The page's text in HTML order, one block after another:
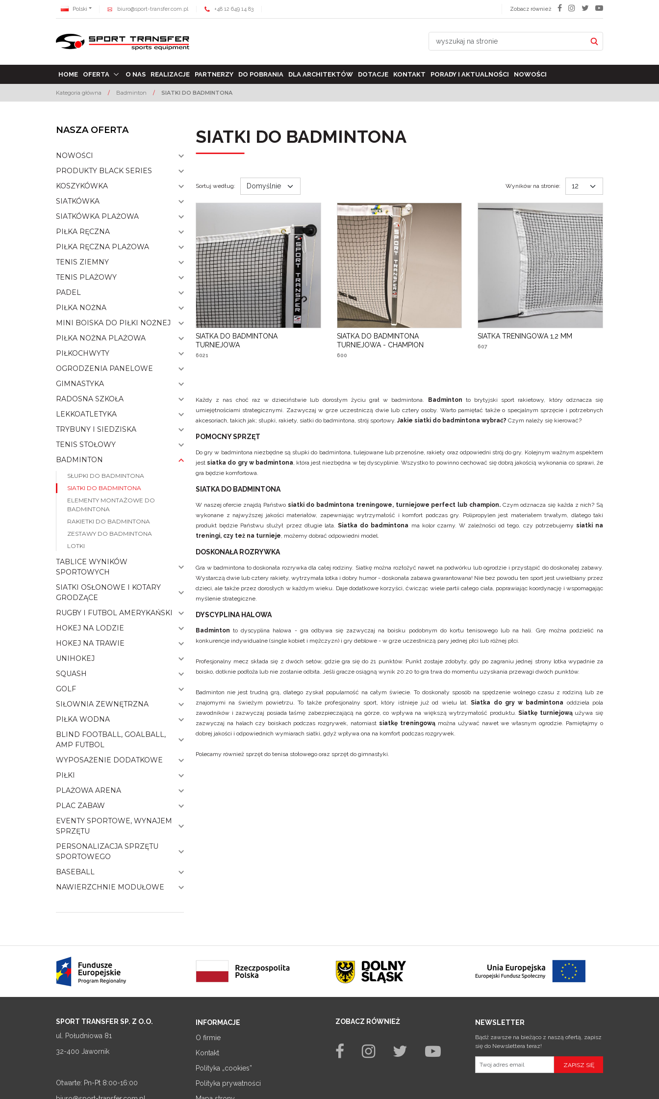
Polski biuro@sport-transfer.com.pl +48 12 649 14 83 Zobacz również
HOME OFERTA O NAS REALIZACJE PARTNERZY DO POBRANIA DLA ARCHITEKTÓW DOTACJE KONTAKT PORADY I AKTUALNOŚCI NOWOŚCI
Kategoria główna / Badminton / SIATKI DO BADMINTONA
SIATKI DO BADMINTONA
Sortuj według: Wyników na stronie:
SIATKA DO BADMINTONA
TURNIEJOWA
6021
SIATKA DO BADMINTONA
TURNIEJOWA - CHAMPION
600
SIATKA TRENINGOWA 1,2 MM
607
Każdy z nas choć raz w dzieciństwie lub dorosłym życiu grał w badmintona. Badminton to brytyjski sport rakietowy, który odznacza się
umiejętnościami strategicznymi. Zazwyczaj w grze uczestniczą dwie lub cztery osoby. Warto pamiętać także o specjalnym sprzęcie i potrzebnych
akcesoriach, takich jak; słupki rakiety siatki do badmintona , strój sportowy. Jakie siatki do badmintona wybrać? Czym należy się kierować?
POMOCNY SPRZĘT
Do gry w badmintona niezbędne są słupki do badmintona, tulejowane lub przenośne, rakiety oraz odpowiedni strój do gry. Kolejnym ważnym aspektem
jestsiatka do gry w badmintona , która jest niezbędna w tej dyscyplinie. Wszystko to powinno cechować się dobrą jakością wykonania co sprawi, że
gra będzie komfortowa.
SIATKA DO BADMINTONA
W naszej ofercie znajdą Państwo siatki do badmintona treningowe, turniejowe perfect lub champion.Czym odznacza się każda z nich? Są
wykonane z najwyższej jakości materiałów, zapewniając wytrzymałość i komfort podczas gry. Polipropylen jest materiałem trwałym, dlatego taki
produkt będzie Państwu służył przez długie lata.Siatka do badmintona ma kolor czarny. W zależności od tego, czy potrzebujemy siatki na
treningi, czy też na turnieje , możemy dobrać odpowiedni model.
DOSKONAŁA ROZRYWKA
Gra w badmintona to doskonała rozrywka dla całej rodziny. Siatkę można rozłożyć nawet na podwórku lub ogrodzie i przystąpić do doskonałej zabawy.
Wystarczą dwie lub cztery rakiety, wytrzymała lotka i dobry humor - doskonała zabawa gwarantowana! Nie bez powodu ten sport jest uwielbiany przez
dzieci, ale także przez dorosłych w każdym wieku. Daje dodatkowe korzyści, ćwicząc wiele partii całego ciała, poprawiając koordynację i wspomagając
myślenie strategiczne.
DYSCYPLINA HALOWA
Badminton to dyscyplina halowa - gra odbywa się zazwyczaj na boisku podobnym do kortu tenisowego lub na hali. Grę można podzielić na
konkurencje indywidualne (single kobiet i mężczyzn) i gry deblowe - w grze uczestniczą pary jednej płci lub różnej płci.
Profesjonalny mecz składa się z dwóch setów, gdzie gra się do 21 punktów. Punkt zostaje zdobyty, gdy po zagraniu jednej strony lotka wypadnie za
boisko, dotknie podłoża lub nie zostanie odbita. Jeśli gracze osiągną wynik 20:20 to gra trwa do momentu uzyskania przewagi dwóch punktów.
Badminton nie jest trudną grą, dlatego zyskał popularność na całym świecie. To doskonały sposób na spędzenie wolnego czasu z rodziną lub ze
znajomymi na świeżym powietrzu. To także profesjonalny sport, który istnieje już od wielu lat.Siatka do gry w badmintona oddziela pola
zawodników i zazwyczaj posiada taśmę zabezpieczającą na górze, co wpływa na większą wytrzymałość produktu.Siatkę turniejowąużywa się
zazwyczaj na halach czy boiskach podczas rozgrywek, natomiastsiatkę treningowąmożna używać nawet we własnym ogrodzie. Pamiętajmy o
dobrej jakości i odpowiednich wymiarach siatki, gdyż wpływa ona na komfort podczas rozgrywek.
Polecamy również sprzęt do tenisa stołowego oraz sprzęt do gimnastyki
NASZA OFERTA
NOWOŚCI
PRODUKTY BLACK SERIES
KOSZYKÓWKA
SIATKÓWKA
SIATKÓWKA PLAŻOWA
PIŁKA RĘCZNA
PIŁKA RĘCZNA PLAŻOWA
TENIS ZIEMNY
TENIS PLAŻOWY
PADEL
PIŁKA NOŻNA
MINI BOISKA DO PIŁKI NOŻNEJ
PIŁKA NOŻNA PLAŻOWA
PIŁKOCHWYTY
OGRODZENIA PANELOWE
GIMNASTYKA
RADOSNA SZKOŁA
LEKKOATLETYKA
TRYBUNY I SIEDZISKA
TENIS STOŁOWY
BADMINTON
SŁUPKI DO BADMINTONA
SIATKI DO BADMINTONA
ELEMENTY MONTAŻOWE DO
BADMINTONA
RAKIETKI DO BADMINTONA
ZESTAWY DO BADMINTONA
LOTKI
TABLICE WYNIKÓW
SPORTOWYCH
SIATKI OSŁONOWE I KOTARY
GRODZĄCE
RUGBY I FUTBOL AMERYKAŃSKI
HOKEJ NA LODZIE
HOKEJ NA TRAWIE
UNIHOKEJ
SQUASH
GOLF
SIŁOWNIA ZEWNĘTRZNA
PIŁKA WODNA
BLIND FOOTBALL, GOALBALL,
AMP FUTBOL
WYPOSAŻENIE DODATKOWE
PIŁKI
PLAŻOWA ARENA
PLAC ZABAW
EVENTY SPORTOWE, WYNAJEM
SPRZĘTU
PERSONALIZACJA SPRZĘTU
SPORTOWEGO
BASEBALL
NAWIERZCHNIE MODUŁOWE
SPORT TRANSFER SP. Z O.O.
ul. Południowa 81
32-400 Jawornik
Otwarte: Pn-Pt 8:00-16:00
INFORMACJE
O firmie
Kontakt
Polityka „cookies”
Polityka prywatności
ZOBACZ RÓWNIEŻ NEWSLETTER
Bądź zawsze na bieżąco z naszą ofertą, zapisz
się do Newslettera teraz!